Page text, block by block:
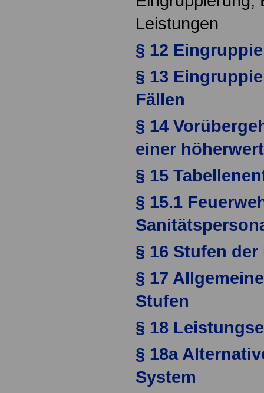
Leistungen
§ 12
§ 13
Fällen
§ 14
einer
§ 15
§ 15.1
§ 16 Stufen
§ 17
Stufen
§ 18
§ 18a
System